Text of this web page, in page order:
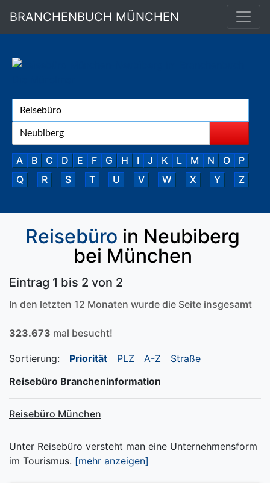
BRANCHENBUCH MÜNCHEN
A B C D E F G H I J K L M N O
P
Q
R S T U V W X Y Z
Reisebüro in Neubiberg
bei München
Eintrag 1 bis 2 von 2
In den letzten 12 Monaten wurde die Seite insgesamt
323.673 mal besucht!
Sortierung: Priorität PLZ A-Z
Straße
Reisebüro Brancheninformation
Reisebüro München
Unter Reisebüro versteht man eine Unternehmensform
im Tourismus. [mehr anzeigen]